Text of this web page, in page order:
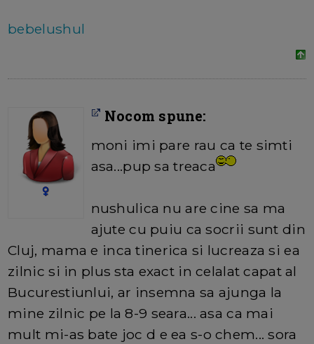
bebelushul
Nocom spune:
moni imi pare rau ca te simti
asa...pup sa treaca
nushulica nu are cine sa ma
ajute cu puiu ca socrii sunt din
Cluj, mama e inca tinerica si lucreaza si ea
zilnic si in plus sta exact in celalat capat al
Bucurestiunlui, ar insemna sa ajunga la
mine zilnic pe la 8-9 seara... asa ca mai
mult mi-as bate joc d e ea s-o chem... sora